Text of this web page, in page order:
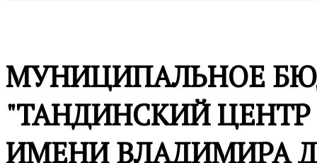
МУНИЦИПАЛЬНОЕ
"ТАНДИНСКИЙ
ИМЕНИ ВЛАДИМИРА